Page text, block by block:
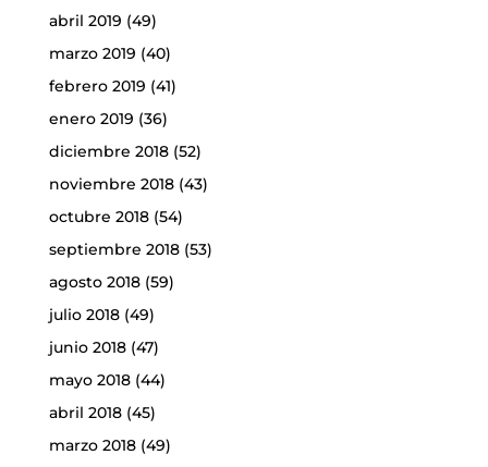
abril 2019 (49)
marzo 2019 (40)
febrero 2019 (41)
enero 2019 (36)
diciembre 2018(52)
noviembre 2018(43)
octubre 2018(54)
septiembre 2018(53)
agosto 2018(59)
julio 2018(49)
junio 2018(47)
mayo 2018(44)
abril 2018(45)
marzo 2018(49)